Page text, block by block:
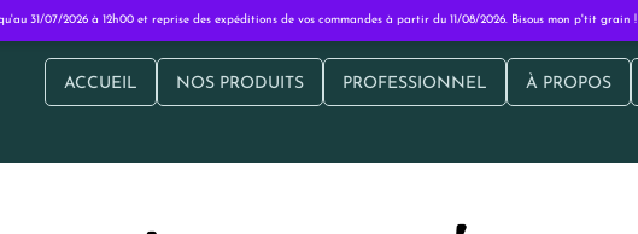
ACCUEIL NOS PRODUITS
Thés / Infusions
PROFESSIONNEL
Horeca
À PROPOS
31/07/2026 à 12h00 et reprise des expéditions de vos commandes à partir du 11/08/2026. Bisous mon p'tit grain !